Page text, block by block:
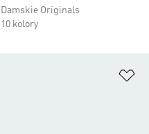
Damskie Originals
10 kolory